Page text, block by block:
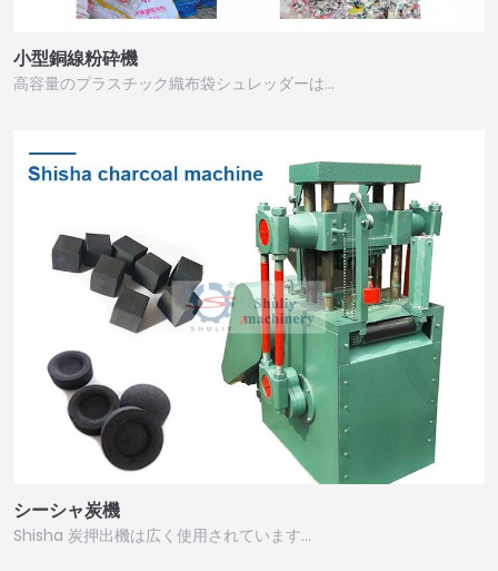
小型銅線粉砕機
高容量のプラスチック織布袋シュレッダーは…
シーシャ炭機
Shisha 炭押出機は広く使用されています…